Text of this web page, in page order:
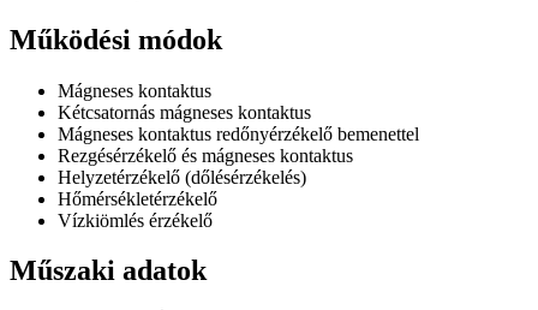
Működési módok
Mágneses kontaktus
Kétcsatornás mágneses kontaktus
Mágneses kontaktus redőnyérzékelő bemenettel
Rezgésérzékelő és mágneses kontaktus
Helyzetérzékelő (dőlésérzékelés)
Hőmérsékletérzékelő
Vízkiömlés érzékelő
Műszaki adatok